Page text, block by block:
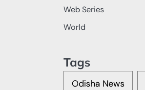
Web Series
World
Tags
Odisha News